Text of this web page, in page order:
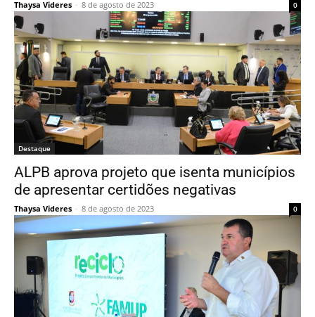
Thaysa Videres - 8 de agosto de 2023 0
Destaque
ALPB aprova projeto que isenta municípios
de apresentar certidões negativas
Thaysa Videres - 8 de agosto de 2023 0